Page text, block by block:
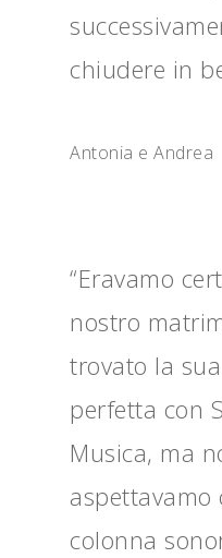
chiudere in
Antonia e Andrea
“Eravamo
nostro
trovato la
perfetta con
Musica, ma
aspettavamo
colonna